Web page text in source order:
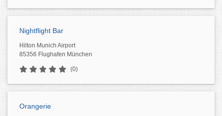
Nightflight Bar
Hilton Munich Airport
85356 Flughafen München
(0)
Orangerie